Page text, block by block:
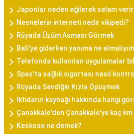
Japonlar neden eğilerek selam
Nesnelerin interneti nedir vikipedi?
Rüyada Üzüm Asması Görmek
Bali'ye giderken yanıma ne
Telefonda kullanılan uygulamalar
Spas'ta sağlık sigortası nasıl
Rüyada Sevdiğin Kızla Öpüşmek
İktidarın kaynağı hakkında hangi
Çanakkale'den Çanakkale'ye kaç km
Keskose ne demek?